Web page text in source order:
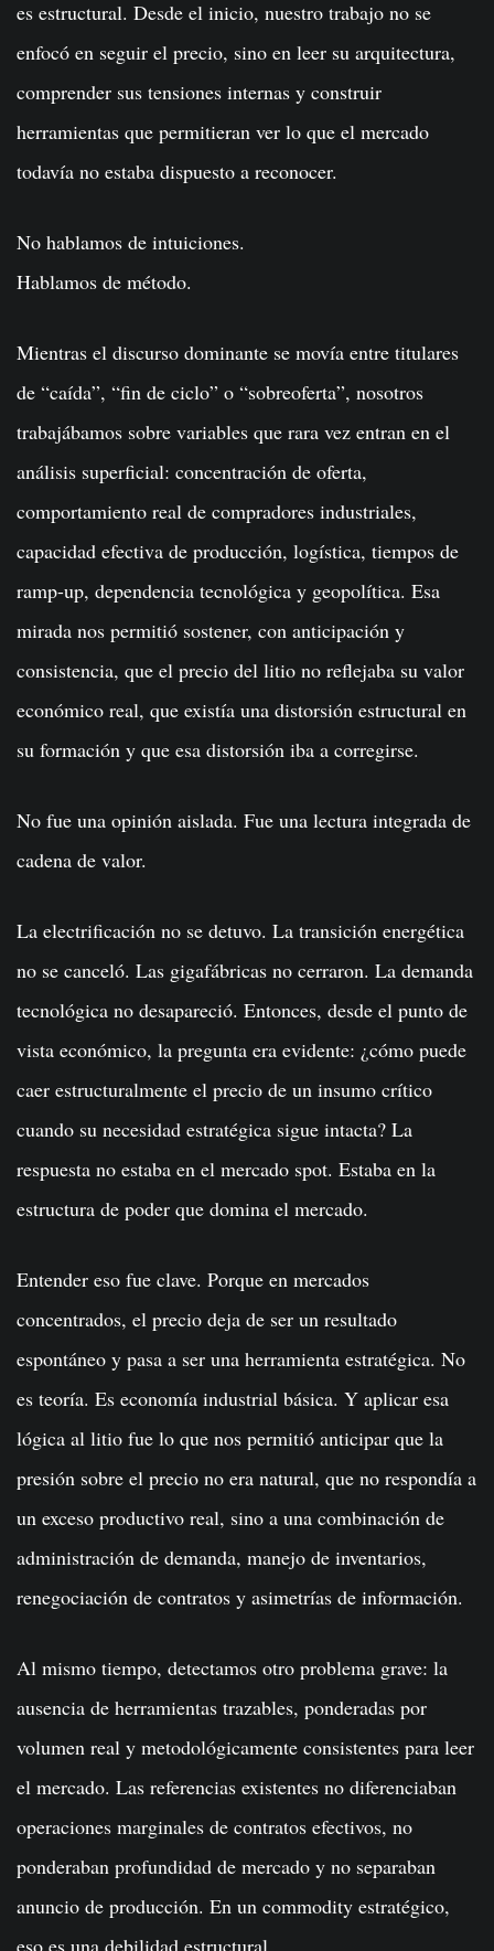
es estructural. Desde el inicio, nuestro trabajo no se
enfocó en seguir el precio, sino en leer su arquitectura,
comprender sus tensiones internas y construir
herramientas que permitieran ver lo que el mercado
todavía no estaba dispuesto a reconocer.
No hablamos de intuiciones.
Hablamos de método.
Mientras el discurso dominante se movía entre titulares
de “caída”, “fin de ciclo” o “sobreoferta”, nosotros
trabajábamos sobre variables que rara vez entran en el
análisis superficial: concentración de oferta,
comportamiento real de compradores industriales,
capacidad efectiva de producción, logística, tiempos de
ramp-up, dependencia tecnológica y geopolítica. Esa
mirada nos permitió sostener, con anticipación y
consistencia, que el precio del litio no reflejaba su valor
económico real, que existía una distorsión estructural en
su formación y que esa distorsión iba a corregirse.
No fue una opinión aislada. Fue una lectura integrada de
cadena de valor.
La electrificación no se detuvo. La transición energética
no se canceló. Las gigafábricas no cerraron. La demanda
tecnológica no desapareció. Entonces, desde el punto de
vista económico, la pregunta era evidente: ¿cómo puede
caer estructuralmente el precio de un insumo crítico
cuando su necesidad estratégica sigue intacta? La
respuesta no estaba en el mercado spot. Estaba en la
estructura de poder que domina el mercado.
Entender eso fue clave. Porque en mercados
concentrados, el precio deja de ser un resultado
espontáneo y pasa a ser una herramienta estratégica. No
es teoría. Es economía industrial básica. Y aplicar esa
lógica al litio fue lo que nos permitió anticipar que la
presión sobre el precio no era natural, que no respondía a
un exceso productivo real, sino a una combinación de
administración de demanda, manejo de inventarios,
renegociación de contratos y asimetrías de información.
Al mismo tiempo, detectamos otro problema grave: la
ausencia de herramientas trazables, ponderadas por
volumen real y metodológicamente consistentes para leer
el mercado. Las referencias existentes no diferenciaban
operaciones marginales de contratos efectivos, no
ponderaban profundidad de mercado y no separaban
anuncio de producción. En un commodity estratégico,
eso es una debilidad estructural.